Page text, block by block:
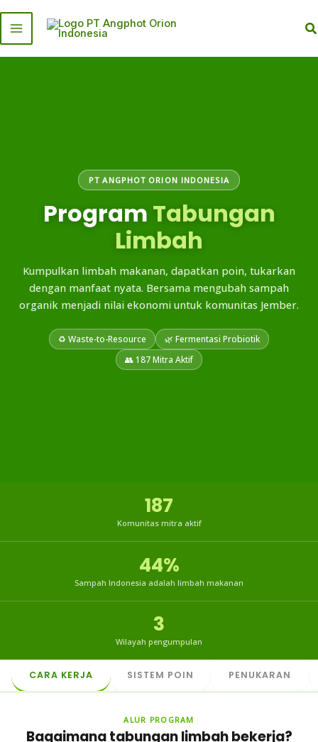
content
PT ANGPHOT ORION INDONESIA
Program Tabungan
Limbah
Kumpulkan limbah makanan, dapatkan poin, tukarkan
dengan manfaat nyata. Bersama mengubah sampah
organik menjadi nilai ekonomi untuk komunitas Jember.
♻ Waste-to-Resource
🌿 Fermentasi Probiotik
👥 187 Mitra Aktif
187
Komunitas mitra aktif
44%
Sampah Indonesia adalah limbah makanan
3
Wilayah pengumpulan
CARA KERJA SISTEM POIN PENUKARAN
ALUR PROGRAM
Bagaimana tabungan limbah bekerja?